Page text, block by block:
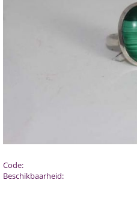
Code:
Beschikbaarheid: